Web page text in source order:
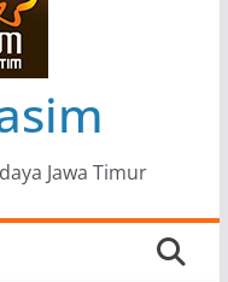
Agus Koecink
Kritis Tentang
Jawa Timur